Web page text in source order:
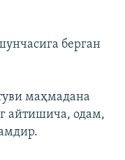
берган
маҳмадана
айтишича, одам,